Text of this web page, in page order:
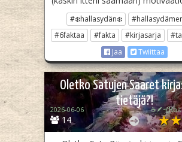
#❄️hallasydän❄️
#6faktaa
#fakta #kirjasarja
Jaa
Twiittaa
Oletko Satujen Saaret
tietäjä?!
14
2026-06-06